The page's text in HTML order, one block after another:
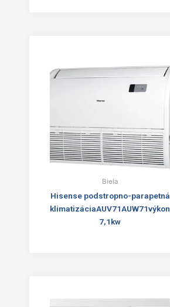
Biela
Hisense podstropno-parapetná
klimatizáciaAUV71AUW71výkon
7,1kw